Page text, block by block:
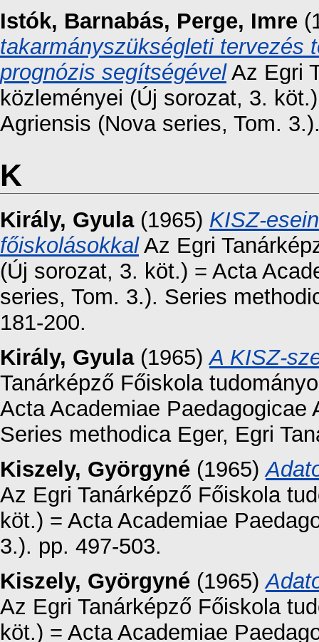
Istók, Barnabás, Perge, Imre
takarmányszükségleti tervezés
prognózis segítségévelAz Egri
közleményei (Új sorozat, 3.
Agriensis (Nova series, Tom.
K
Király, Gyula(1965) KISZ-
főiskolásokkalAz Egri
(Új sorozat, 3. köt.) = Acta
series, Tom. 3.). Series
181-200.
Király, Gyula(1965)A KISZ-
Tanárképző Főiskola
Acta Academiae Paedagogicae
Series methodica Eger, Egri
Kiszely, Györgyné (1965)
Az Egri Tanárképző Főiskola
köt.) = Acta Academiae
3.). pp. 497-503.
Kiszely, Györgyné (1965)
Az Egri Tanárképző Főiskola
köt.) = Acta Academiae